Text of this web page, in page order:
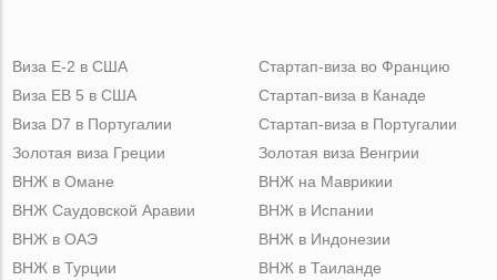
Виза Е-2 в США
Виза ЕВ 5 в США
Виза D7 в Португалии
Золотая виза Греции
Стартап-виза во Францию
Стартап-виза в Канаде
Стартап-виза в Португалии
Золотая виза Венгрии
ВНЖ в Омане
ВНЖ Саудовской Аравии
ВНЖ в ОАЭ
ВНЖ в Турции
ВНЖ на Маврикии
ВНЖ в Испании
ВНЖ в Индонезии
ВНЖ в Таиланде